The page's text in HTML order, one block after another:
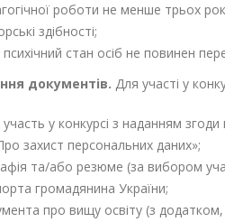
роботи не менше трьох
здібності;
психічний стан осіб не повинен
документів. Для участі у
у конкурсі з наданням
захист персональних даних»;
та/або резюме (за вибором
громадянина України;
про вищу освіту (з